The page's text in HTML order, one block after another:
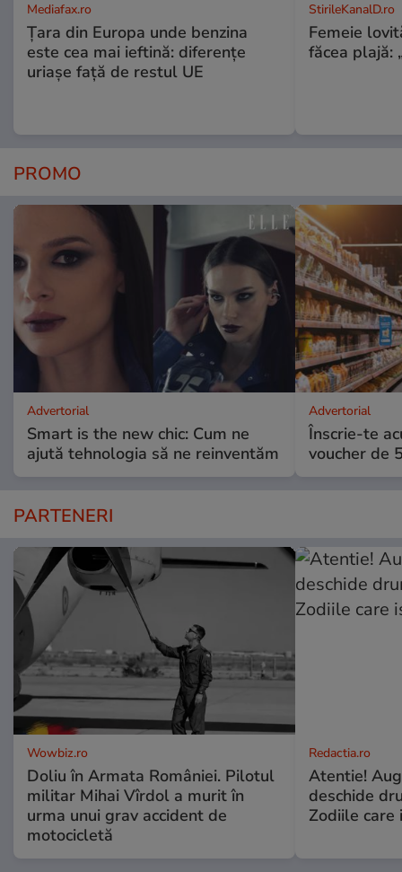
Mediafax.ro
Țara din Europa unde benzina
este cea mai ieftină: diferențe
uriașe față de restul UE
StirileKanalD.ro
Femeie
făcea plajă:
PROMO
Advertorial
Smart is the new chic: Cum ne
ajută tehnologia să ne reinventăm
Advertorial
Înscrie-te
voucher de
PARTENERI
Wowbiz.ro
Doliu în Armata României. Pilotul
militar Mihai Vîrdol a murit în
urma unui grav accident de
motocicletă
Redactia.ro
Atentie!
deschide
Zodiile care